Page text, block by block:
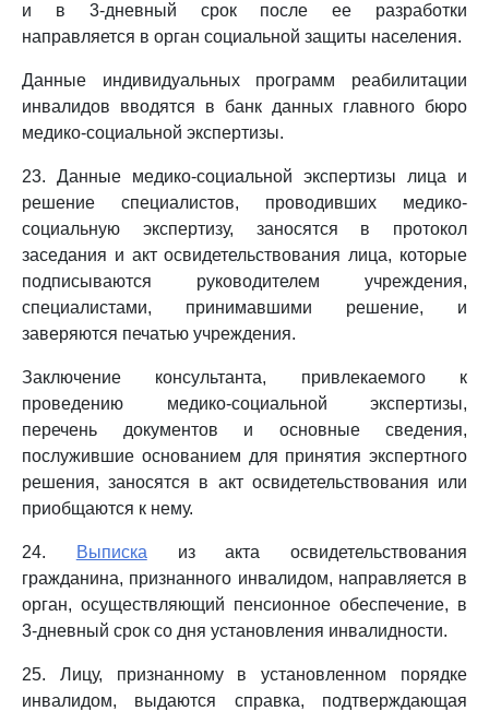
и в 3-дневный срок после ее разработки
направляется в орган социальной защиты населения.
Данные индивидуальных программ реабилитации
инвалидов вводятся в банк данных главного бюро
медико-социальной экспертизы.
23. Данные медико-социальной экспертизы лица и
решение специалистов, проводивших медико-
социальную экспертизу, заносятся в протокол
заседания и акт освидетельствования лица, которые
подписываются руководителем учреждения,
специалистами, принимавшими решение, и
заверяются печатью учреждения.
Заключение консультанта, привлекаемого к
проведению медико-социальной экспертизы,
перечень документов и основные сведения,
послужившие основанием для принятия экспертного
решения, заносятся в акт освидетельствования или
приобщаются к нему.
24. Выписка из акта освидетельствования
гражданина, признанного инвалидом, направляется в
орган, осуществляющий пенсионное обеспечение, в
3-дневный срок со дня установления инвалидности.
25. Лицу, признанному в установленном порядке
инвалидом, выдаются справка, подтверждающая